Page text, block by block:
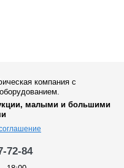
компания с
малыми и большими
72-84